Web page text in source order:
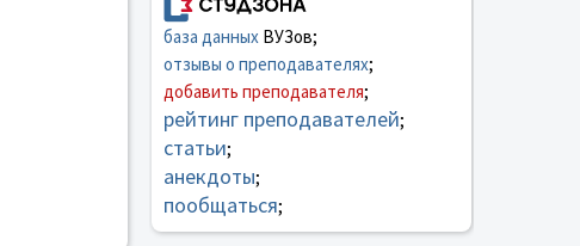
база данныхВУЗов;
отзывы о преподавателях;
добавить преподавателя;
рейтинг преподавателей;
статьи;
анекдоты;
пообщаться;